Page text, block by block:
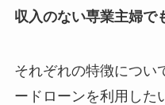
収入のない専業主婦で
それぞれの特徴につい
ードローンを利用した